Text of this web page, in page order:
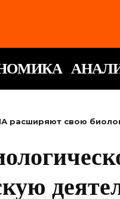
свою